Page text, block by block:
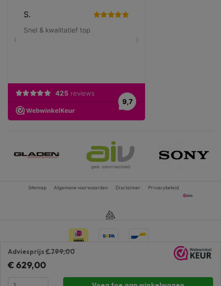
Adviesprijs€ 799,00
€ 629,00
Sitemap Algemene voorwaarden Disclaimer Privacybeleid